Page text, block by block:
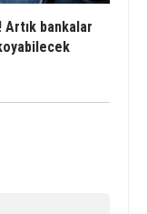
bankalar